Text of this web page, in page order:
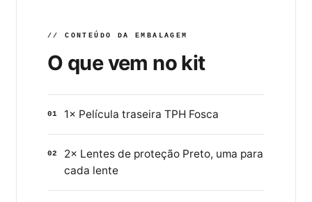
// CONTEÚDO DA EMBALAGEM
O que vem no kit
01 1× Película traseira TPH Fosca
02
2× Lentes de proteção Preto, uma para
cada lente